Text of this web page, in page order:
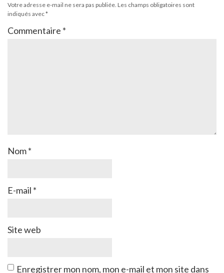
Votre adresse e-mail ne sera pas publiée. Les champs obligatoires sont
indiqués avec*
Commentaire *
Nom*
E-mail *
Site web
Enregistrer mon nom, mon e-mail et mon site dans